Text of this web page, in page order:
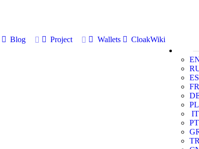
Blog Project Wallets
CloakWiki
ES
FR
PL
IT
PT